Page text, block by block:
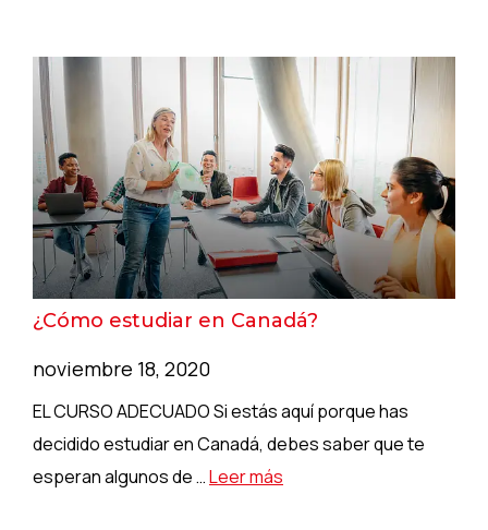
¿Cómo estudiar en Canadá?
noviembre 18, 2020
EL CURSO ADECUADO Si estás aquí porque has
decidido estudiar en Canadá, debes saber que te
esperan algunos de …Leer más